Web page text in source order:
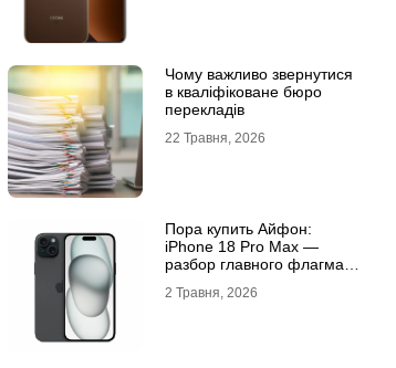
Чому важливо звернутися
в кваліфіковане бюро
перекладів
22 Травня, 2026
Пора купить Айфон:
iPhone 18 Pro Max —
разбор главного флагмана
2 Травня, 2026